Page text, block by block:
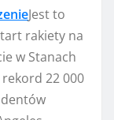
Jest to
rakiety na
w Stanach
22 000